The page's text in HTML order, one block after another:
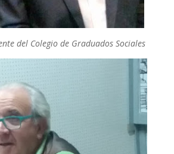
del Colegio de Graduados Sociales